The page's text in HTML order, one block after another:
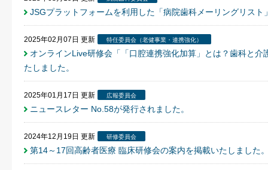
JSGプラットフォームを利用した「病院歯科メーリングリスト
2025年02月07日 更新 特任委員会（老健事業・連携強化）
オンラインLive研修会「「口腔連携強化加算」とは？歯科と
たしました。
2025年01月17日 更新 広報委員会
ニュースレター No.58が発行されました。
2024年12月19日 更新 研修委員会
第14～17回高齢者医療 臨床研修会の案内を掲載いたしました